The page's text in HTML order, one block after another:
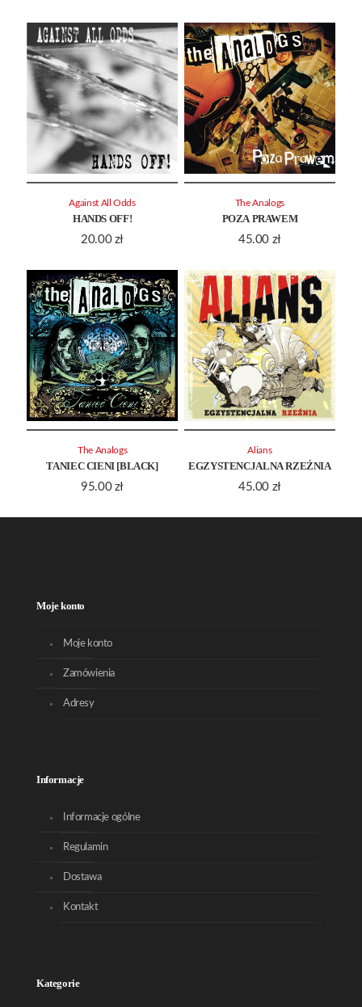
HANDS OFF!
20.00 zł
Against All Odds
POZA PRAWEM
45.00 zł
The Analogs
TANIEC CIENI [BLACK]
95.00 zł
The Analogs
EGZYSTENCJALNA RZEŹNIA
45.00 zł
Alians
Moje konto
Moje konto
Zamówienia
Adresy
Informacje
Informacje ogólne
Regulamin
Dostawa
Kontakt
Kategorie